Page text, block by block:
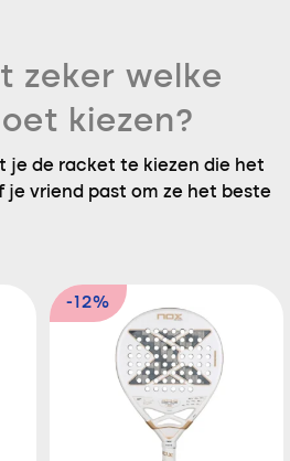
zeker welke
kiezen?
je de racket te kiezen die het
je vriend past om ze het beste
-12%